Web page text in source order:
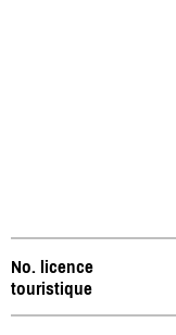
No. licence
touristique